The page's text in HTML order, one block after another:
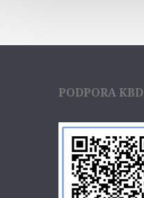
PODPORA KBD